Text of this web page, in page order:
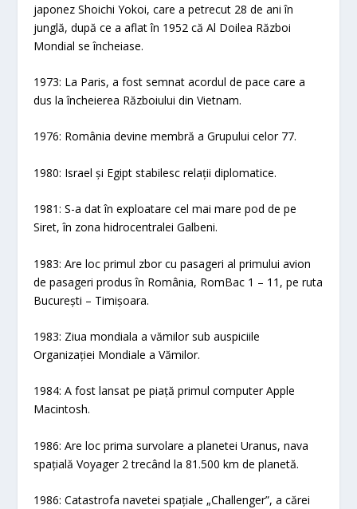
japonez Shoichi Yokoi, care a petrecut 28 de ani în
junglă, după ce a aflat în 1952 că Al Doilea Război
Mondial se încheiase.
1973: La Paris, a fost semnat acordul de pace care a
dus la încheierea Războiului din Vietnam.
1976: România devine membră a Grupului celor 77.
1980: Israel și Egipt stabilesc relații diplomatice.
1981: S-a dat în exploatare cel mai mare pod de pe
Siret, în zona hidrocentralei Galbeni.
1983: Are loc primul zbor cu pasageri al primului avion
de pasageri produs în România, RomBac 1 – 11, pe ruta
București – Timișoara.
1983: Ziua mondiala a vămilor sub auspiciile
Organizației Mondiale a Vămilor.
1984: A fost lansat pe piață primul computer Apple
Macintosh.
1986: Are loc prima survolare a planetei Uranus, nava
spațială Voyager 2 trecând la 81.500 km de planetă.
1986: Catastrofa navetei spațiale „Challenger”, a cărei